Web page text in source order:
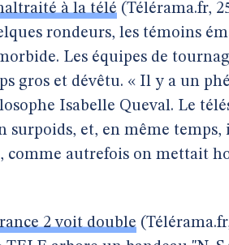
à la télé (Télérama.fr,
rondeurs, les témoins
Les équipes de
gros et dévêtu. « Il y a un
Isabelle Queval. Le
surpoids, et, en même
comme autrefois on mettait
2 voit double